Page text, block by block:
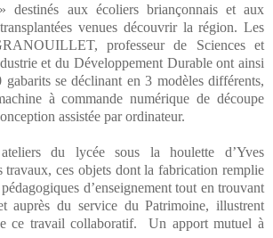
destinés aux écoliers briançonnais et aux
venues découvrir la région. Les
professeur de Sciences et
et du Développement Durable ont ainsi
gabarits se déclinant en 3 modèles différents,
à commande numérique de découpe
assistée par ordinateur.
du lycée sous la houlette d’Yves
ces objets dont la fabrication remplie
d’enseignement tout en trouvant
auprès du service du Patrimoine, illustrent
ce travail collaboratif.
Un apport mutuel à